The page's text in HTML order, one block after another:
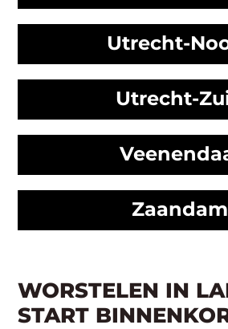
Utrecht-
Utrecht-
Zaandam
WORSTELEN IN
START